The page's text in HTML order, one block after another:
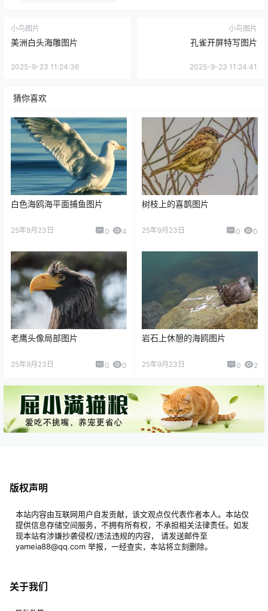
小鸟图片
美洲白头海雕图片
2025-9-23 11:24:36
小鸟图片
孔雀开屏特写图片
2025-9-23 11:24:41
猜你喜欢
白色海鸥海平面捕鱼图片
25年9月23日 0 4
树枝上的喜鹊图片
25年9月23日 0 0
老鹰头像局部图片
25年9月23日 0 0
岩石上休憩的海鸥图片
25年9月23日 0 2
版权声明
本站内容由互联网用户自发贡献，该文观点仅代表作者本人。本站仅
提供信息存储空间服务，不拥有所有权，不承担相关法律责任。如发
现本站有涉嫌抄袭侵权/违法违规的内容， 请发送邮件至
yameia88@qq.com 举报，一经查实，本站将立刻删除。
关于我们